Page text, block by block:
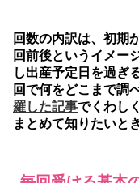
回数の内訳は、初期
回前後というイメー
し出産予定日を過ぎ
回で何をどこまで調
羅した記事でくわし
まとめて知りたいと